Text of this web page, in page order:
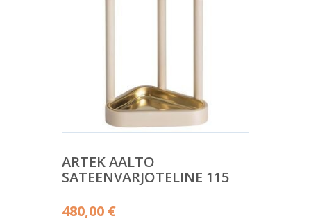
ARTEK AALTO
SATEENVARJOTELINE 115
480,00 €